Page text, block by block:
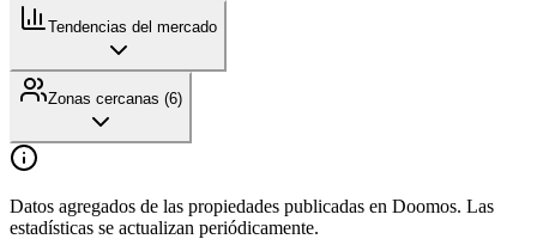
Tendencias del mercado
Zonas cercanas (6)
Datos agregados de las propiedades publicadas en Doomos. Las
estadísticas se actualizan periódicamente.